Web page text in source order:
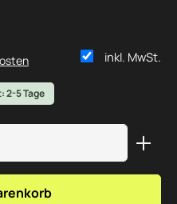
inkl. MwSt.
2-5 Tage
gewünschten Wert ein